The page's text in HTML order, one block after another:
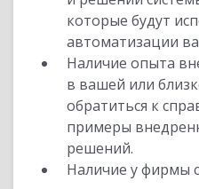
которые будут
автоматизации
Наличие опыта
в вашей или
обратиться к
примеры
решений.
Наличие у фирмы